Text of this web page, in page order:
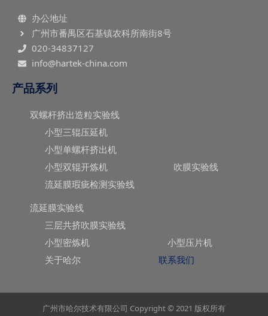
办公地址
广州市番禺区石基镇农科所南街8号
020-34837127
info@hartek-china.com
产品系列
双螺杆挤出造粒实验线
小型三辊压延机
小型单螺杆挤出机
小型双辊开炼机
吹膜实验线
流延膜瑕疵检测实验线
流延膜实验线
三层共挤吹膜实验线
小型密炼机
小型压片机
关于哈尔
联系我们
广州市哈尔技术有限公司 Copyright © 2021 版权所有